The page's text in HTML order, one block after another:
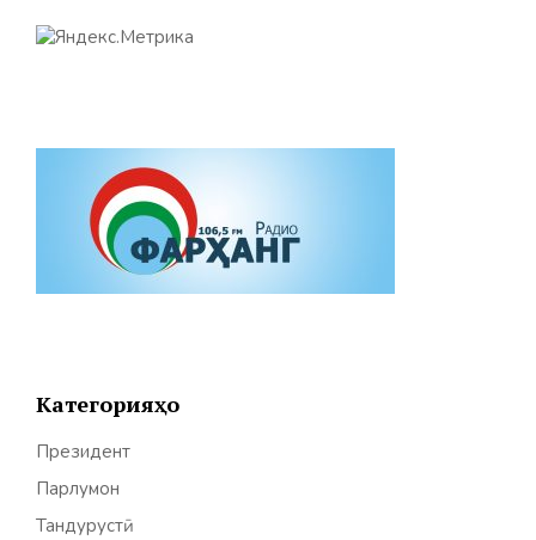
Категорияҳо
Президент
Парлумон
Тандурустӣ